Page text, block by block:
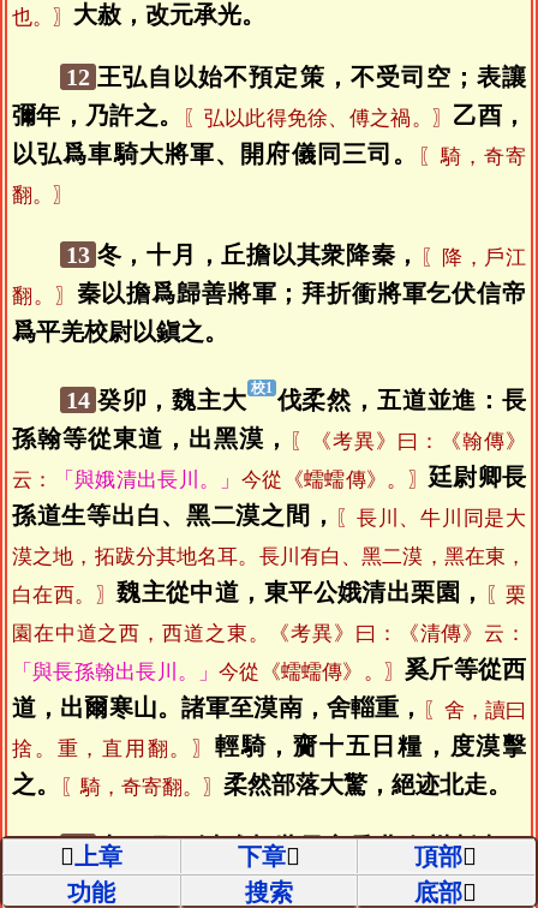
也。〗 大赦，改元承光。
12 王弘自以始不預定策，不受司空；表讓
彌年，乃許之。
〖弘以此得免徐、傅之禍。〗 乙酉，
以弘爲車騎大將軍、開府儀同三司。
〖騎，奇寄
翻。〗
13 冬，十月，丘擔以其衆降秦，
〖降，戶江
翻。〗 秦以擔爲歸善將軍；拜折衝將軍乞伏信帝
爲平羌校尉以鎭之。
14 癸卯，魏主大
伐柔然，五道並進：長
孫翰等從東道，出黑漠，
〖《考異》曰：《翰傳》
云：
「與娥清出長川。」 今從《蠕蠕傳》。〗 廷尉卿長
孫道生等出白、黑二漠之間，
〖長川、牛川同是大
漠之地，拓跋分其地名耳。長川有白、黑二漠，黑在東，
白在西。〗魏主從中道，東平公娥清出栗園，
〖栗
園在中道之西，西道之東。《考異》曰：《清傳》云：
「與長孫翰出長川。」今從《蠕蠕傳》。〗奚斤等從西
道，出爾寒山。諸軍至漠南，舍輜重，
〖舍，讀曰
捨。重，直用翻。〗 輕騎，齎十五日糧，度漠擊
之。
〖騎，奇寄翻。〗 柔然部落大驚，絕迹北走。
15 十一月，以武都世子玄爲北秦州刺史、
武都王。〖時南秦州治漢中，故以武都爲北秦州。《考
上章 下章
頂部
功能
搜索 底部